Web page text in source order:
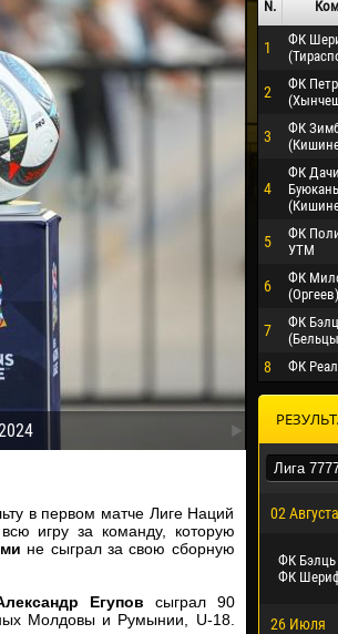
17 Июля
Жаир Амет МОДЕЛО ЭРРЕРА
Эмиль ТЫМБУР
в первом матче Лиге Наций
игру за команду, которую
не сыграл за свою сборную
Егупов сыграл 90
Молдовы и Румынии, U-18.
N.
1
ФК
2
ФК
3
ФК
4
ФК
5
ФК
УТМ
6
ФК
(Оргеев)
7
ФК
8 ФК
02 Августа
ФК
ФК
26 Июля